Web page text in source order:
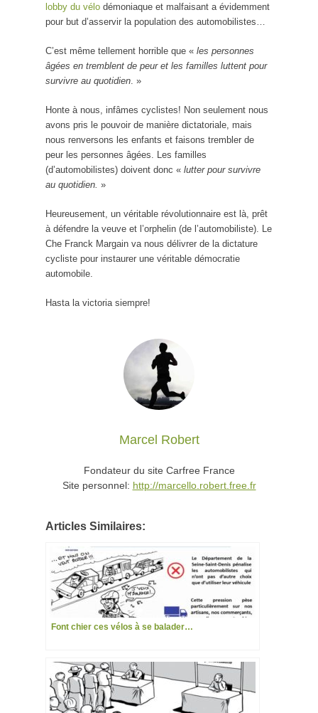
lobby du vélo démoniaque et malfaisant a évidemment
pour but d’asservir la population des automobilistes…
C’est même tellement horrible que « les personnes
âgées en tremblent de peur et les familles luttent pour
survivre au quotidien . »
Honte à nous, infâmes cyclistes! Non seulement nous
avons pris le pouvoir de manière dictatoriale, mais
nous renversons les enfants et faisons trembler de
peur les personnes âgées. Les familles
(d’automobilistes) doivent donc « lutter pour survivre
au quotidien. »
Heureusement, un véritable révolutionnaire est là, prêt
à défendre la veuve et l’orphelin (de l’automobiliste). Le
Che Franck Margain va nous délivrer de la dictature
cycliste pour instaurer une véritable démocratie
automobile.
Hasta la victoria siempre!
Marcel Robert
Fondateur du site Carfree France
Site personnel: http://marcello.robert.free.fr
Articles Similaires:
Font chier ces vélos à se balader…